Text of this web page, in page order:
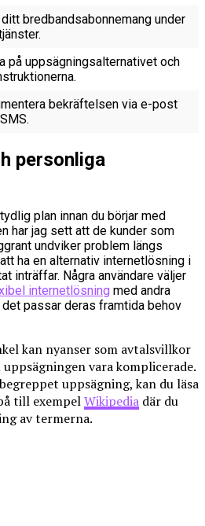
bredbandsabonnemang under
på uppsägningsalternativet och
bekräftelsen via e-post
personliga
plan innan du börjar med
har jag sett att de kunder som
undviker problem längs
ha en alternativ internetlösning i
inträffar. Några användare väljer
internetlösning med andra
passar deras framtida behov
kan nyanser som avtalsvillkor
vara komplicerade.
uppsägning, kan du läsa
till exempelWikipedia där du
av termerna.